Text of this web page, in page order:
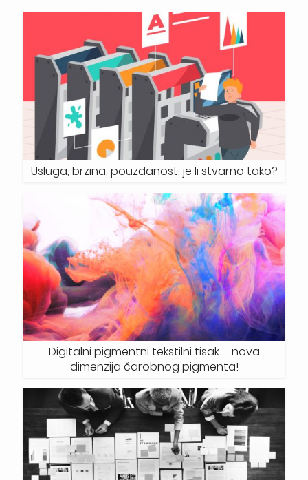
Usluga, brzina, pouzdanost, je li stvarno tako?
Digitalni pigmentni tekstilni tisak – nova
dimenzija čarobnog pigmenta!